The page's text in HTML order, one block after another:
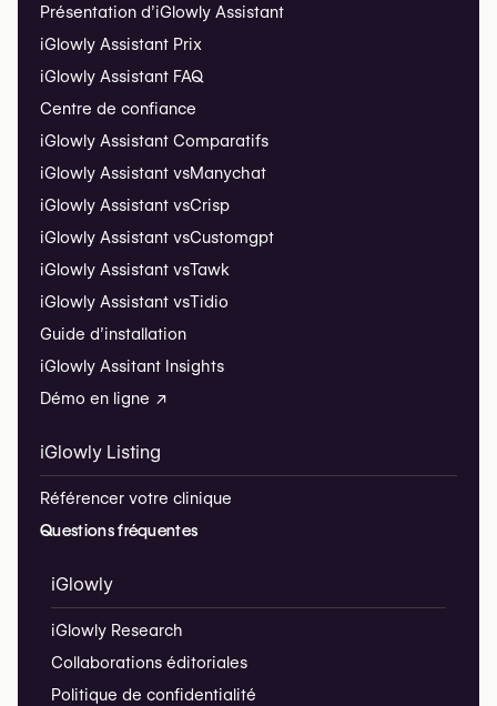
Présentation d’iGlowly Assistant
iGlowly Assistant Prix
iGlowly Assistant FAQ
Centre de confiance
iGlowly Assistant Comparatifs
iGlowly Assistant vsManychat
iGlowly Assistant vsCrisp
iGlowly Assistant vsCustomgpt
iGlowly Assistant vsTawk
iGlowly Assistant vsTidio
Guide d’installation
iGlowly Assitant Insights
Démo en ligne ↗
iGlowly Listing
Référencer votre clinique
Questions fréquentes
iGlowly
iGlowly Research
Collaborations éditoriales
Politique de confidentialité